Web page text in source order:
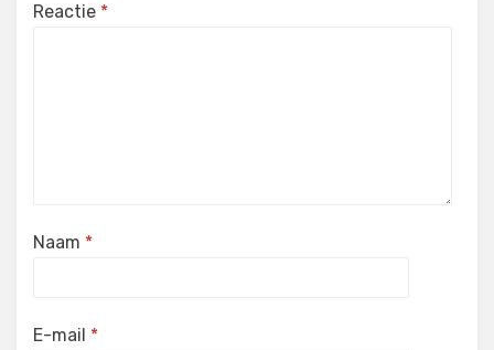
Reactie *
Naam *
E-mail *